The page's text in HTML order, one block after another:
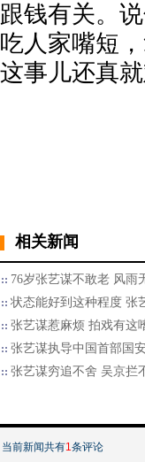
跟钱有关。
吃人家嘴短
这事儿还真就
相关新闻
76岁张艺谋不敢老 风雨
状态能好到这种程度 张
张艺谋惹麻烦 拍戏有这
张艺谋执导中国首部国
张艺谋穷追不舍 吴京拦
当前新闻共有1条评论